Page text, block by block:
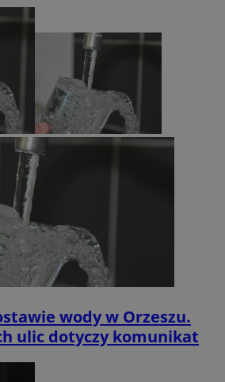
wody w Orzeszu.
ulic dotyczy komunikat